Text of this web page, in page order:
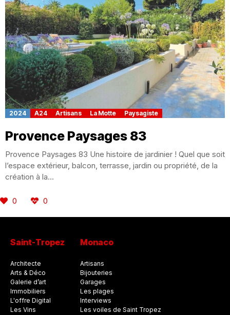
2024 A24 Artisans La Motte Paysagiste
Provence Paysages 83
Provence Paysages 83 Une histoire de jardinier ! Quel que soit
l’espace extérieur, balcon, terrasse, jardin ou propriété, de la
création à la...
0 0
Saint-Tropez
Architecte
Arts & Déco
Galerie d’art
Immobiliers
L'offre Digital
Les Vins
Monaco
Artisans
Bijouteries
Garages
Les plages
Interviews
Les voiles de Saint Tropez